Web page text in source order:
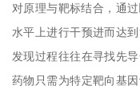
对原理与靶标结合，通
水平上进行干预进而达
发现过程往往在寻找先
药物只需为特定靶向基